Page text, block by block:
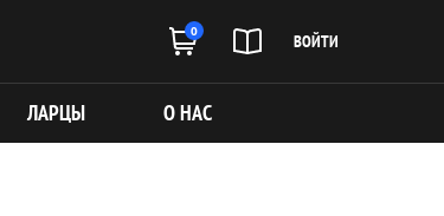
0 ВОЙТИ
ЛАРЦЫ О НАС